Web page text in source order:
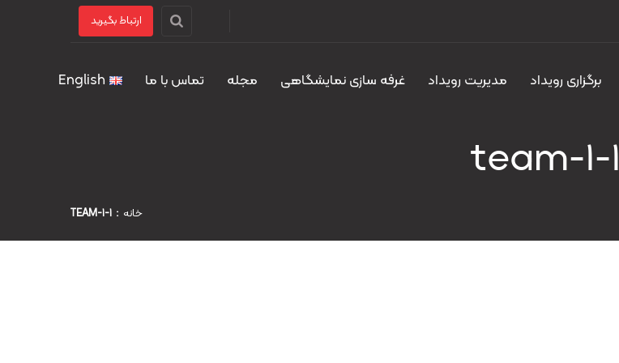
ارتباط بگیرید
برگزاری رویداد مدیریت رویداد غرفه سازی نمایشگاهی مجله تماس با ما English
team-1-1
خانه TEAM-1-1